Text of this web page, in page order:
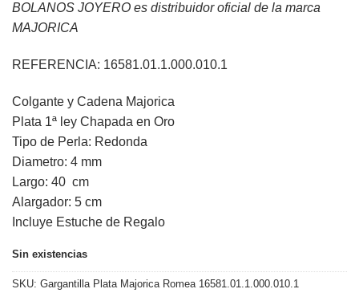
original
95,00€.
actual
85,00€.
BOLANOS JOYERO es distribuidor oficial de la marca
MAJORICA
REFERENCIA: 16581.01.1.000.010.1
Colgante y Cadena Majorica
Plata 1ª ley Chapada en Oro
Tipo de Perla: Redonda
Diametro: 4 mm
Largo: 40 cm
Alargador: 5 cm
Incluye Estuche de Regalo
Sin existencias
SKU: Gargantilla Plata Majorica Romea 16581.01.1.000.010.1